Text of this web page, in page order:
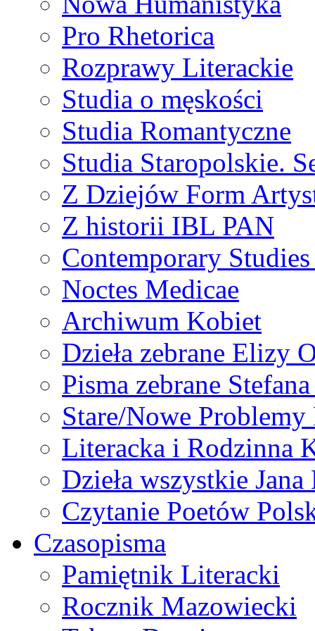
Pro Rhetorica
Rozprawy Literackie
Studia o męskości
Studia Romantyczne
Studia Staropolskie.
Z Dziejów Form
Z historii IBL PAN
Contemporary
Noctes Medicae
Archiwum Kobiet
Dzieła zebrane Elizy
Pisma zebrane
Stare/Nowe
Literacka i Rodzinna
Dzieła wszystkie
Czytanie Poetów
Czasopisma
Pamiętnik Literacki
Rocznik Mazowiecki